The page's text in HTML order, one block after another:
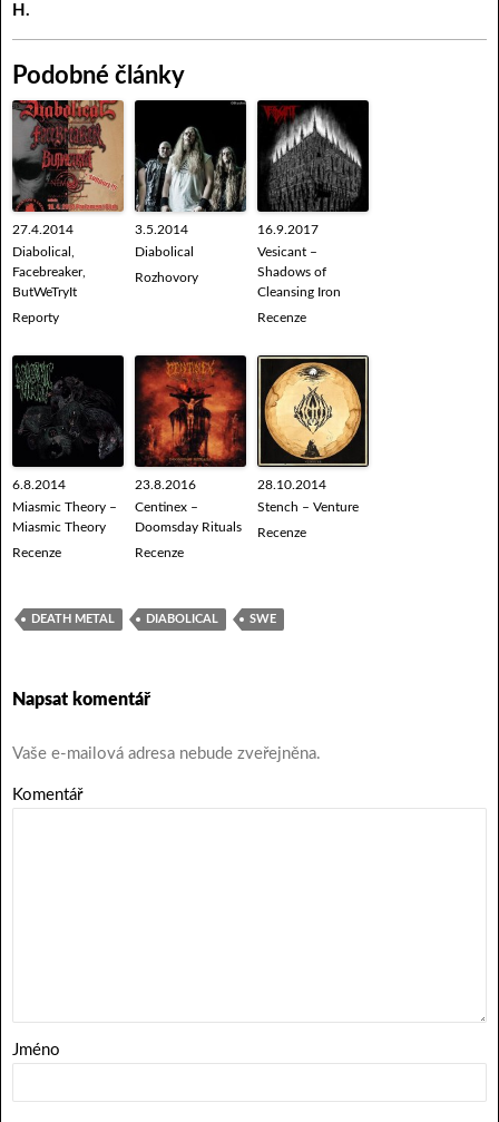
H.
Podobné články
27.4.2014
Diabolical,
Facebreaker,
ButWeTryIt
Reporty
3.5.2014
Diabolical
Rozhovory
16.9.2017
Vesicant –
Shadows of
Cleansing Iron
Recenze
6.8.2014
Miasmic Theory –
Miasmic Theory
Recenze
23.8.2016
Centinex –
Doomsday Rituals
Recenze
28.10.2014
Stench – Venture
Recenze
DEATH METAL DIABOLICAL SWE
Napsat komentář
Vaše e-mailová adresa nebude zveřejněna.
Komentář
Jméno